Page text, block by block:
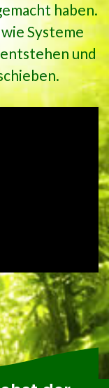
haben.
Systeme
und